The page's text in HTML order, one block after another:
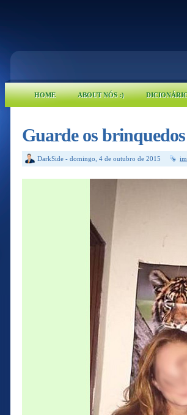
HOME ABOUT NÓS :)
Guarde os
DarkSide - domingo, 4 de outubro de 2015